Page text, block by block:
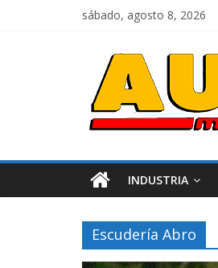
sábado, agosto 8, 2026
INDUSTRIA
Escudería Abro